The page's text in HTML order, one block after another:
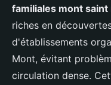
familiales mont saint
riches en
d'établissements
Mont, évitant
circulation dense.